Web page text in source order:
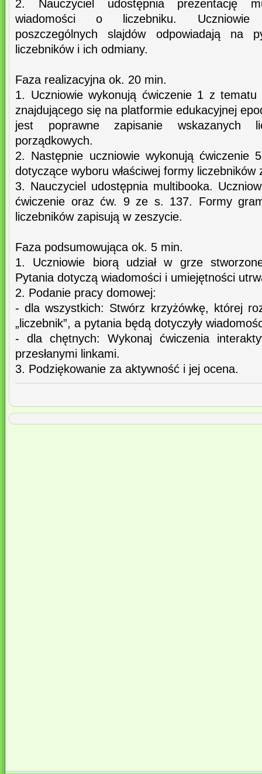
2. Nauczyciel udostępnia prezentację
wiadomości o liczebniku. Uczniowie
poszczególnych slajdów odpowiadają na
liczebników i ich odmiany.
Faza realizacyjna ok. 20 min.
1. Uczniowie wykonują ćwiczenie 1 z tematu
znajdującego się na platformie edukacyjnej
jest poprawne zapisanie wskazanych
porządkowych.
2. Następnie uczniowie wykonują ćwiczenie
dotyczące wyboru właściwej formy liczebników
3. Nauczyciel udostępnia multibooka.
ćwiczenie oraz ćw. 9 ze s. 137. Formy
liczebników zapisują w zeszycie.
Faza podsumowująca ok. 5 min.
1. Uczniowie biorą udział w grze
Pytania dotyczą wiadomości i umiejętności
2. Podanie pracy domowej:
- dla wszystkich: Stwórz krzyżówkę, której
„liczebnik”, a pytania będą dotyczyły
- dla chętnych: Wykonaj ćwiczenia
przesłanymi linkami.
3. Podziękowanie za aktywność i jej ocena.